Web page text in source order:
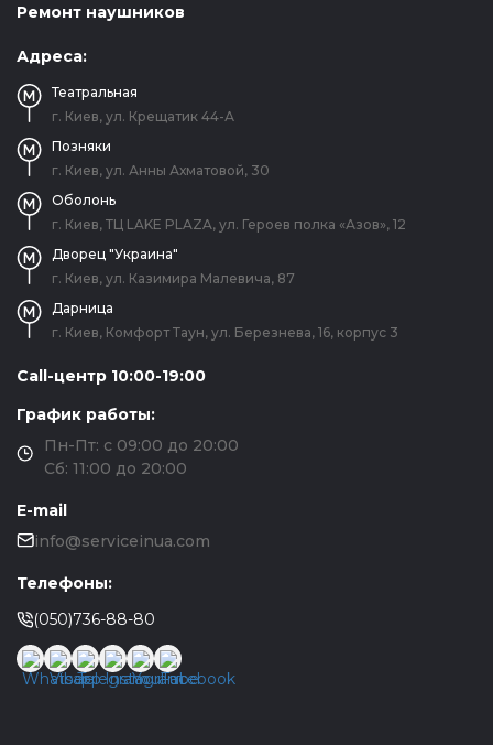
Ремонт наушников
Адреса:
Театральная
г. Киев, ул. Крещатик 44-А
Позняки
г. Киев, ул. Анны Ахматовой, 30
Оболонь
г. Киев, ТЦ LAKE PLAZA, ул. Героев полка «Азов», 12
Дворец "Украина"
г. Киев, ул. Казимира Малевича, 87
Дарница
г. Киев, Комфорт Таун, ул. Березнева, 16, корпус 3
Call-центр 10:00-19:00
График работы:
Пн-Пт: с 09:00 до 20:00
Сб: 11:00 до 20:00
E-mail
info@serviceinua.com
Телефоны:
(050)736-88-80